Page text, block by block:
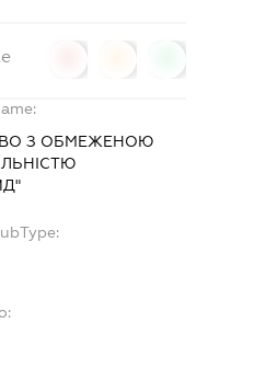
З ОБМЕЖЕНОЮ